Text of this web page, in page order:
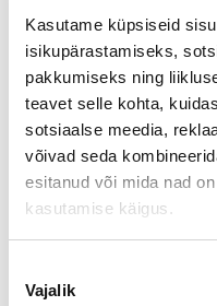
Kasutame küpsiseid
isikupärastamiseks,
pakkumiseks ning
teavet selle kohta,
sotsiaalse meedia,
võivad seda
esitanud või mida nad
kasutamise käigus.
valik
Vajalik
Suositun
nyt seuraavilla
11.4. HelsinkiTarkempi
TÄYNNÄ!
12.4. EspooTarkempi
15.4. Vantaa